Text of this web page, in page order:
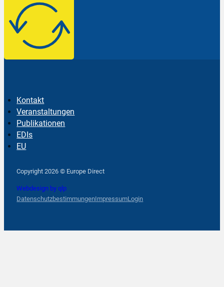
Kontakt
Veranstaltungen
Publikationen
EDIs
EU
Copyright 2026 © Europe Direct
Webdesign by qlp
DatenschutzbestimmungenImpressumLogin